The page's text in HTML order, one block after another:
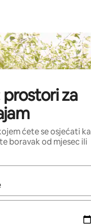
za
ćete se osjećati
boravak od mjesec ili
moći ćete ih